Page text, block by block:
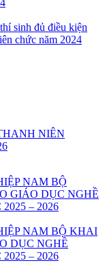
sinh đủ điều kiện
chức năm 2024
NIÊN
NAM BỘ
GIÁO DỤC NGHỀ
– 2026
NAM BỘ KHAI
DỤC NGHỀ
– 2026